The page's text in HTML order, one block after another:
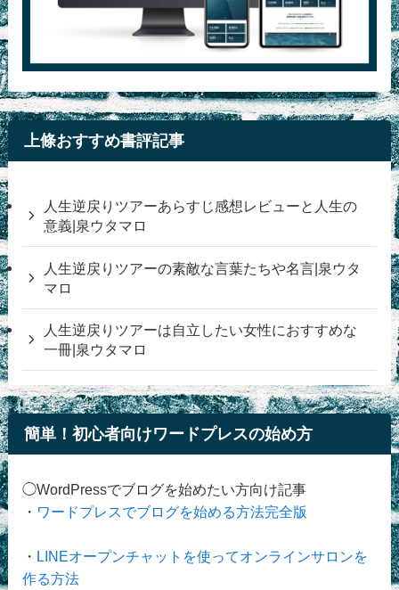
上條おすすめ書評記事
人生逆戻りツアーあらすじ感想レビューと人生の
意義|泉ウタマロ
人生逆戻りツアーの素敵な言葉たちや名言|泉ウタ
マロ
人生逆戻りツアーは自立したい女性におすすめな
一冊|泉ウタマロ
簡単！初心者向けワードプレスの始め方
◯WordPressでブログを始めたい方向け記事
・ ワードプレスでブログを始める方法完全版
・ LINEオープンチャットを使ってオンラインサロンを
作る方法